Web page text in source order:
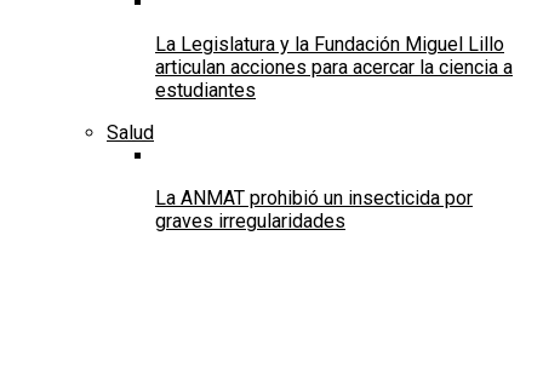
La Legislatura y la Fundación Miguel Lillo
articulan acciones para acercar la ciencia a
estudiantes
Salud
La ANMAT prohibió un insecticida por
graves irregularidades